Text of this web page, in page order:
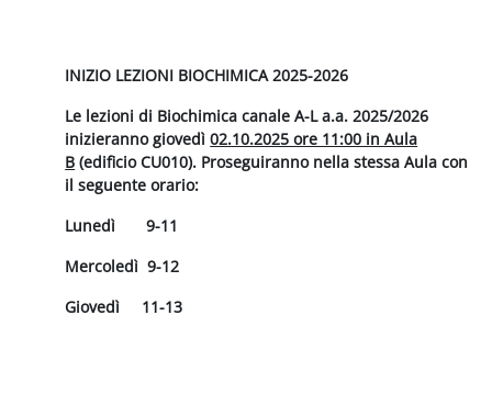
INIZIO LEZIONI BIOCHIMICA 2025-2026
Le lezioni di Biochimica canale A-L a.a. 2025/2026
inizieranno giovedì02.10.2025 ore 11:00 in Aula
B (edificio CU010). Proseguiranno nella stessa Aula con
il seguente orario:
Lunedì 9-11
Mercoledì 9-12
Giovedì 11-13